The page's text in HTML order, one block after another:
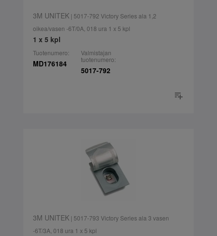
3M UNITEK| 5017-792 Victory Series ala 1,2
oikea/vasen -6T/0A, 018 ura 1 x 5 kpl
1 x 5 kpl
Tuotenumero:
MD176184
Valmistajan
tuotenumero:
5017-792
3M UNITEK| 5017-793 Victory Series ala 3 vasen
-6T/3A, 018 ura 1 x 5 kpl